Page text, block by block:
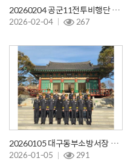
20260204 공군11전투비행단 122정비중대
2026-02-04 267
20260105 대구동부소방서장 참배
2026-01-05 291